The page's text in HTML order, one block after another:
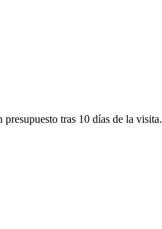
tras 10 días de la visita.